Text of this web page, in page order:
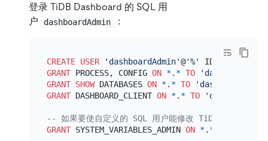
登录 TiDB Dashboard 的 SQL 用
户
dashboardAdmin ：
CREATE USER 'dashboardAdmin'@'%' IDENTIFIED
GRANT PROCESS, CONFIG ON *. * TO
GRANT SHOW DATABASES ON *. * TO
GRANT DASHBOARD_CLIENT ON *. * TO
-- 如果要使自定义的 SQL 用户能修改 TiDB Dashboard
GRANT SYSTEM_VARIABLES_ADMIN ON *. *